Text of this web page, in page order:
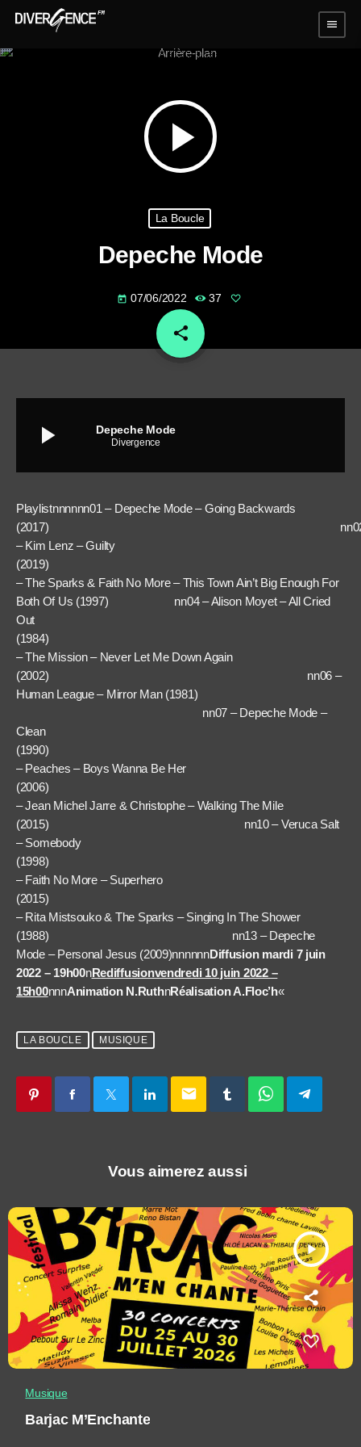
menu
play_arrow
La Boucle
Depeche Mode
today 07/06/2022 37
share
email
play_arrow Depeche Mode
Divergence
Playlistnnnnnn01 – Depeche Mode – Going Backwards
(2017)
– Kim Lenz – Guilty
(2019)
– The Sparks & Faith No More – This Town Ain’t Big Enough For
Both Of Us (1997) nn04 – Alison Moyet – All Cried
Out
(1984)
– The Mission – Never Let Me Down Again
(2002) nn06 –
Human League – Mirror Man (1981)
nn07 – Depeche Mode –
Clean
(1990)
– Peaches – Boys Wanna Be Her
(2006)
– Jean Michel Jarre & Christophe – Walking The Mile
(2015) nn10 – Veruca Salt
– Somebody
(1998)
– Faith No More – Superhero
(2015)
– Rita Mistsouko & The Sparks – Singing In The Shower
(1988) nn13 – Depeche
Mode – Personal Jesus (2009)nnnnnnDiffusion mardi 7 juin
2022 – 19h00nRediffusionvendredi 10 juin 2022 –
15h00nnnAnimation N.RuthnRéalisation A.Floc’h«
LA BOUCLE MUSIQUE
email
Vous aimerez aussi
play_arrow
Musique
Barjac M’Enchante